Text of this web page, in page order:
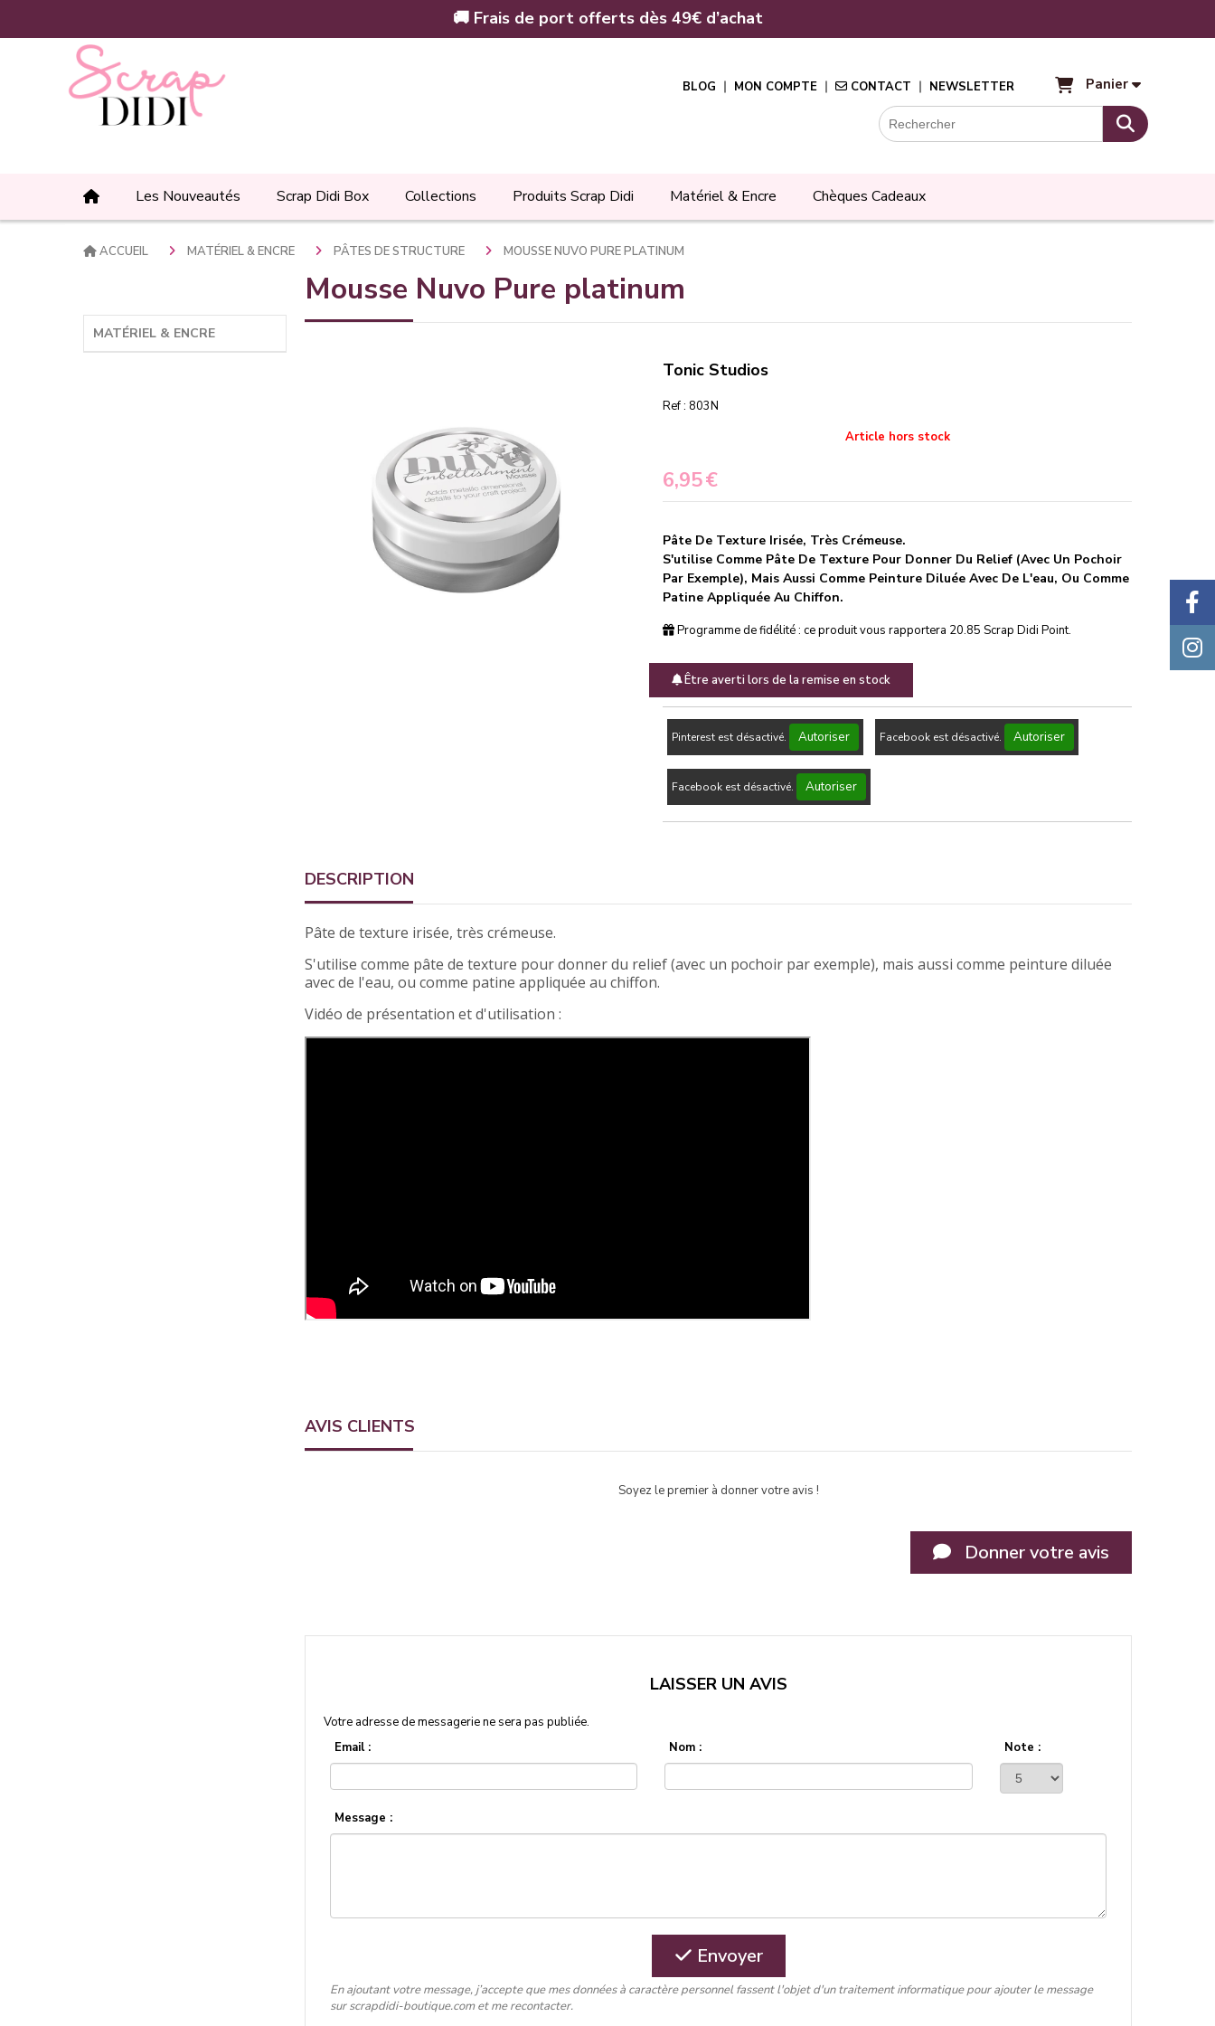
🚚 Frais de port offerts dès 49€ d’achat
BLOG MON COMPTE CONTACT NEWSLETTER Panier
Les Nouveautés Scrap Didi Box Collections Produits Scrap Didi Matériel & Encre Chèques Cadeaux
MATÉRIEL & ENCRE
ACCUEIL MATÉRIEL & ENCRE PÂTES DE STRUCTURE MOUSSE NUVO PURE PLATINUM
Mousse Nuvo Pure platinum
Tonic Studios
Ref : 803N
6,95€
Article hors stock
Pâte De Texture Irisée, Très Crémeuse.
S'utilise Comme Pâte De Texture Pour Donner Du Relief (avec Un Pochoir
Par Exemple), Mais Aussi Comme Peinture Diluée Avec De L'eau, Ou Comme
Patine Appliquée Au Chiffon.
Programme de fidélité : ce produit vous rapportera 20.85 Scrap Didi Point.
Être averti lors de la remise en stock
Pinterest est désactivé. Autoriser Facebook est désactivé. Autoriser
Facebook est désactivé. Autoriser
DESCRIPTION
Pâte de texture irisée, très crémeuse.
S'utilise comme pâte de texture pour donner du relief (avec un pochoir par exemple), mais aussi comme peinture diluée
avec de l'eau, ou comme patine appliquée au chiffon.
Vidéo de présentation et d'utilisation :
AVIS CLIENTS
Soyez le premier à donner votre avis !
Donner votre avis
LAISSER UN AVIS
Votre adresse de messagerie ne sera pas publiée.
Email :
Nom : Note :
Message :
Envoyer
En ajoutant votre message, j’accepte que mes données à caractère personnel fassent l'objet d'un traitement informatique pour ajouter le message
sur scrapdidi-boutique.com et me recontacter.